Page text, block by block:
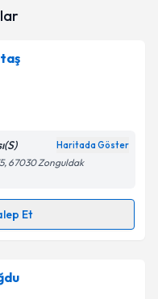
almanız için bir
ilişkin
Aydınlatma
verilerimin belirtilen
ediyorum.
Gönder
Haritada Göster
67030 Zonguldak
Et
takvimi talebi
almanız için bir